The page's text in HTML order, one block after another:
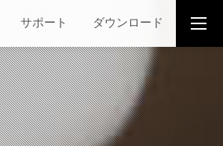
サポート ダウンロード